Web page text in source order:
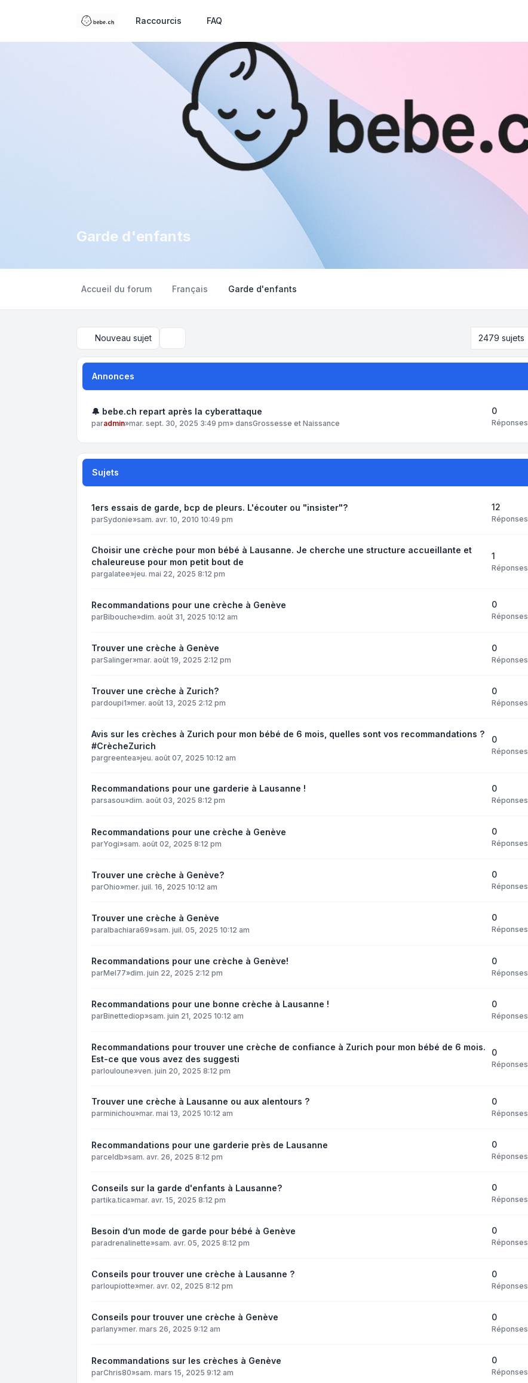
Raccourcis FAQ
Garde d'enfants
Accueil du forum Français Garde d'enfants
Nouveau sujet 2479 sujets
Annonces
🔔 bebe.ch repart après la cyberattaque
paradmin»mar. sept. 30, 2025 3:49 pm» dansGrossesse et Naissance
0
Réponses
Sujets
1ers essais de garde, bcp de pleurs. L'écouter ou "insister"?
parSydonie»sam. avr. 10, 2010 10:49 pm
12
Réponses
Choisir une crèche pour mon bébé à Lausanne. Je cherche une structure accueillante et
chaleureuse pour mon petit bout de
pargalatee»jeu. mai 22, 2025 8:12 pm
1
Réponses
Recommandations pour une crèche à Genève
parBibouche»dim. août 31, 2025 10:12 am
0
Réponses
Trouver une crèche à Genève
parSalinger»mar. août 19, 2025 2:12 pm
0
Réponses
Trouver une crèche à Zurich?
pardoupi1»mer. août 13, 2025 2:12 pm
0
Réponses
Avis sur les crèches à Zurich pour mon bébé de 6 mois, quelles sont vos recommandations ?
#CrècheZurich
pargreentea»jeu. août 07, 2025 10:12 am
0
Réponses
Recommandations pour une garderie à Lausanne !
parsasou»dim. août 03, 2025 8:12 pm
0
Réponses
Recommandations pour une crèche à Genève
parYogi»sam. août 02, 2025 8:12 pm
0
Réponses
Trouver une crèche à Genève?
parOhio»mer. juil. 16, 2025 10:12 am
0
Réponses
Trouver une crèche à Genève
paralbachiara69»sam. juil. 05, 2025 10:12 am
0
Réponses
Recommandations pour une crèche à Genève!
parMel77»dim. juin 22, 2025 2:12 pm
0
Réponses
Recommandations pour une bonne crèche à Lausanne !
parBinettediop»sam. juin 21, 2025 10:12 am
0
Réponses
Recommandations pour trouver une crèche de confiance à Zurich pour mon bébé de 6 mois.
Est-ce que vous avez des suggesti
parlouloune»ven. juin 20, 2025 8:12 pm
0
Réponses
Trouver une crèche à Lausanne ou aux alentours ?
parminichou»mar. mai 13, 2025 10:12 am
0
Réponses
Recommandations pour une garderie près de Lausanne
parceldb»sam. avr. 26, 2025 8:12 pm
0
Réponses
Conseils sur la garde d'enfants à Lausanne?
partika.tica»mar. avr. 15, 2025 8:12 pm
0
Réponses
Besoin d’un mode de garde pour bébé à Genève
paradrenalinette»sam. avr. 05, 2025 8:12 pm
0
Réponses
Conseils pour trouver une crèche à Lausanne ?
parloupiotte»mer. avr. 02, 2025 8:12 pm
0
Réponses
Conseils pour trouver une crèche à Genève
parlany»mer. mars 26, 2025 9:12 am
0
Réponses
Recommandations sur les crèches à Genève
parChris80»sam. mars 15, 2025 9:12 am
0
Réponses